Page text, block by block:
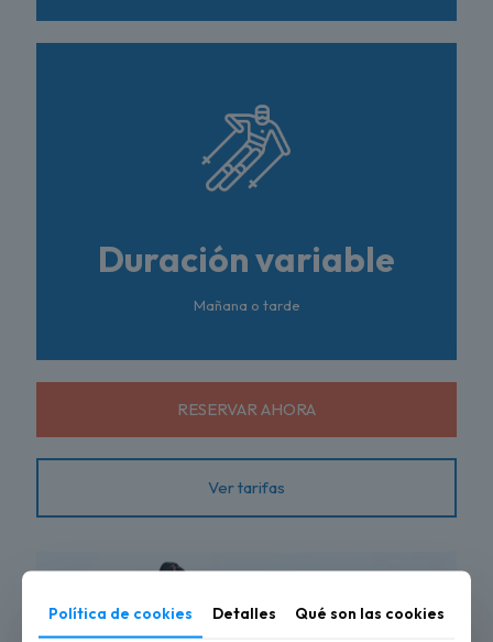
Duración variable
Mañana o tarde
RESERVAR AHORA
Ver tarifas
Política de cookies Detalles Qué son las cookies